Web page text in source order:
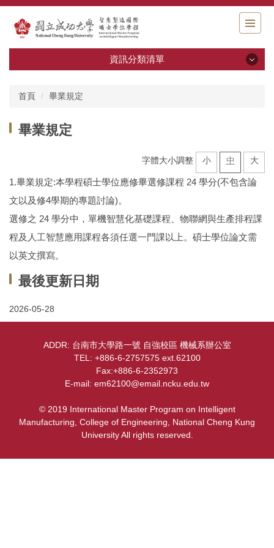
跳
要
容
資訊分類清單
最新消息
課程與師資
畢業規定
聯絡資訊
設備介紹
位置圖
首頁 畢業規定
畢業規定
字體大小調整 小 中 大
1.畢業規定:本學程碩士學位應修畢選修課程 24 學分(不包含論
文以及修4學期的專題討論)。
選修之 24 學分中，單機智慧化基礎課程、物聯網與生產排程課
程及人工智慧應用課程各須任選一門課以上。碩士學位論文需
以英文撰寫。
最後更新日期
2026-05-28
ADDR: 台南市大學路一號 自強校區 機械系辦公室
TEL: +886-6-2757575 ext.62100
Fax:+886-6-2352973
E-mail: em62100@email.ncku.edu.tw
© 2019 International Master Program on Intelligent
Manufacturing, College of Engineering, National Cheng Kung
University All rights reserved.